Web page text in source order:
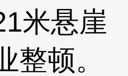
米悬崖
整顿。